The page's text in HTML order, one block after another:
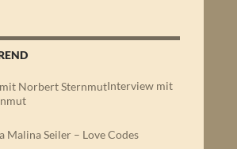
Interview mit
Malina Seiler – Love Codes